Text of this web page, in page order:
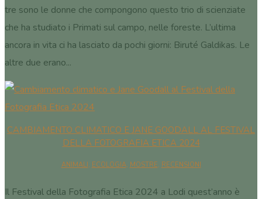
tre sono le donne che compongono questo trio di scienziate
che ha studiato i Primati sul campo, nelle foreste. L’ultima
ancora in vita ci ha lasciato da pochi giorni: Biruté Galdikas. Le
altre due erano...
CAMBIAMENTO CLIMATICO E JANE GOODALL AL FESTIVAL
DELLA FOTOGRAFIA ETICA 2024
ANIMALI , ECOLOGIA, MOSTRE, RECENSIONI
Il Festival della Fotografia Etica 2024 a Lodi quest’anno è